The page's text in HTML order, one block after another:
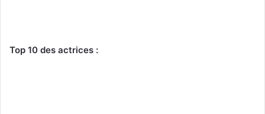
Top 10 des actrices :